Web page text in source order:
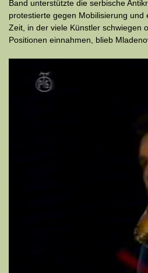
Band unterstützte die serbische
protestierte gegen Mobilisierung und
Zeit, in der viele Künstler schwiegen
Positionen einnahmen, blieb